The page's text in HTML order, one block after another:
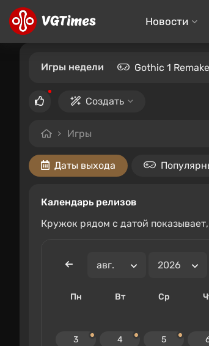
Новости
Игры недели Gothic 1 Remake
Создать
Игры
Даты выхода
Календарь релизов
Кружок рядом с датой
Пн Вт Ср
3 4 5